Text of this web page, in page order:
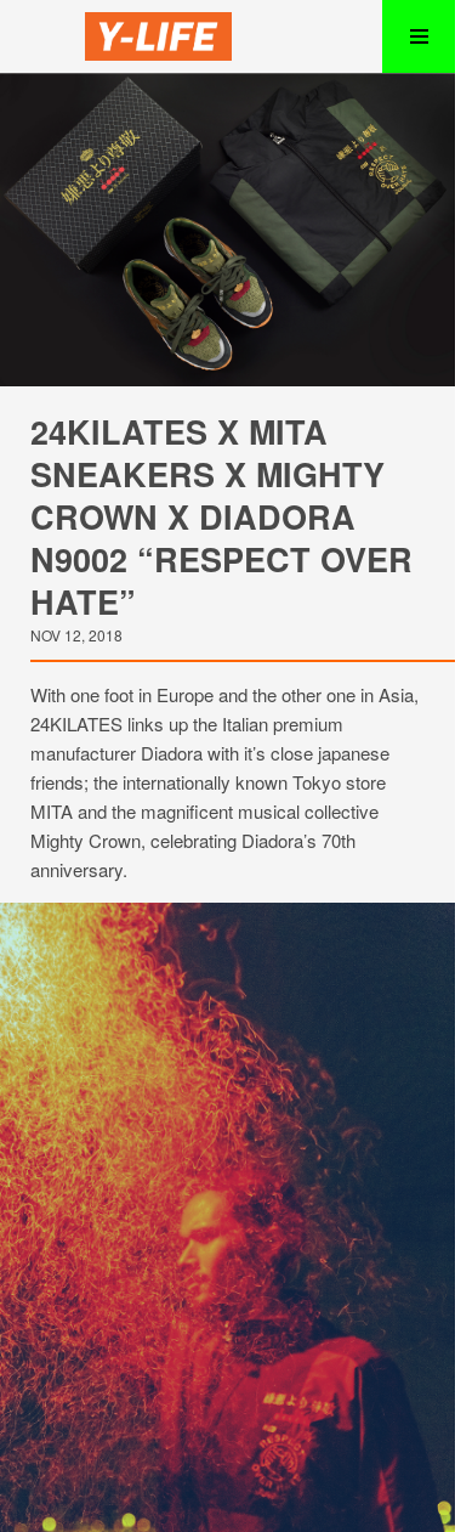
24KILATES X MITA
SNEAKERS X MIGHTY
CROWN X DIADORA
N9002 “RESPECT OVER
HATE”
NOV 12, 2018
With one foot in Europe and the other one in Asia,
24KILATES links up the Italian premium
manufacturer Diadora with it’s close japanese
friends; the internationally known Tokyo store
MITA and the magnificent musical collective
Mighty Crown, celebrating Diadora’s 70th
anniversary.